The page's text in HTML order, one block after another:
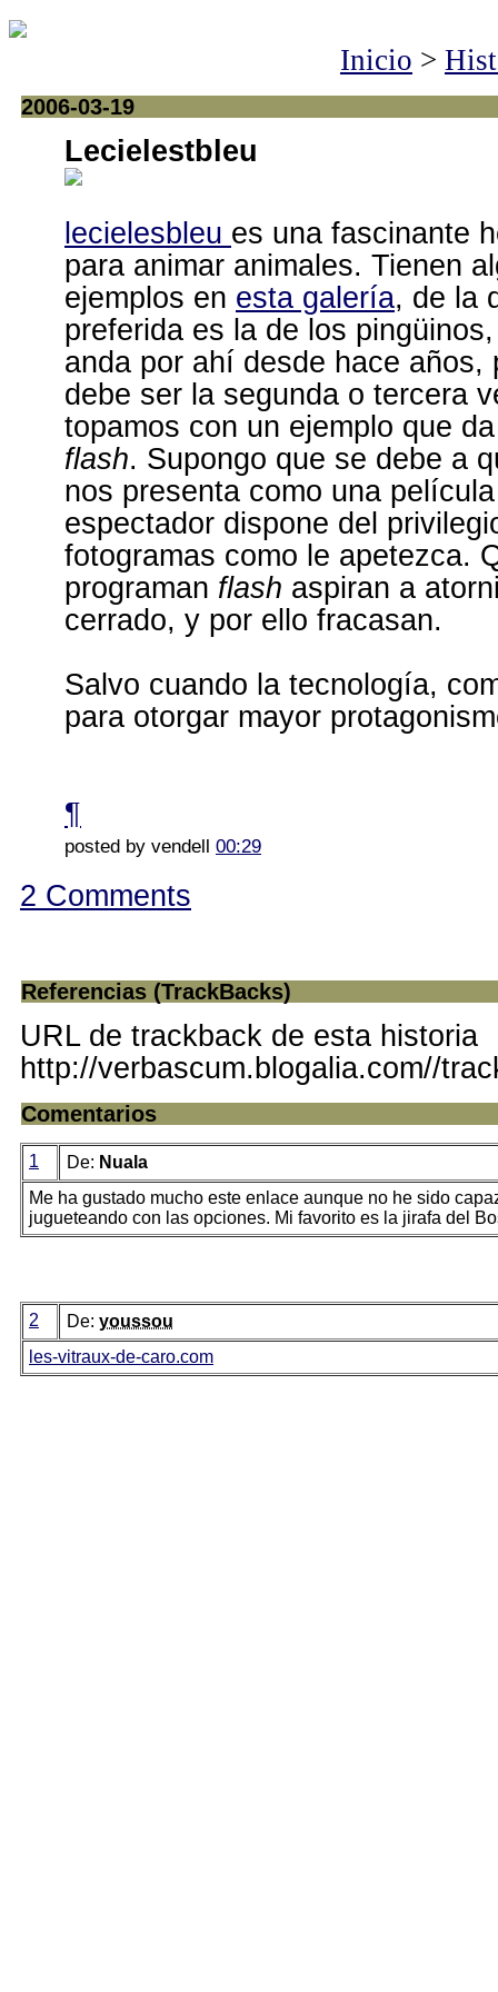
Inicio >
2006-03-19
Lecielestbleu
lecielesbleu es una fascinante
para animar animales. Tienen
ejemplos en esta galería, de la
preferida es la de los
anda por ahí desde hace años,
debe ser la segunda o tercera
topamos con un ejemplo que
flash. Supongo que se debe a
nos presenta como una
espectador dispone del
fotogramas como le apetezca.
programan flash aspiran a
cerrado, y por ello fracasan.
Salvo cuando la tecnología,
para otorgar mayor
¶
posted by vendell 00:29
2 Comments
Referencias (TrackBacks)
URL de trackback de esta historia
http://verbascum.blogalia.com//
Comentarios
1 De: Nuala
Me ha gustado mucho este enlace aunque no he sido
jugueteando con las opciones. Mi favorito es la jirafa del
2 De: youssou
les-vitraux-de-caro.com